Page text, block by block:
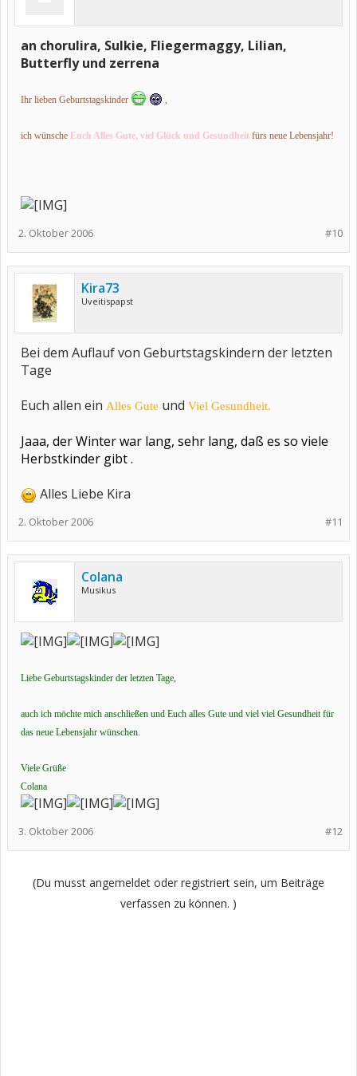
an chorulira, Sulkie, Fliegermaggy, Lilian,
Butterfly und zerrena
Ihr lieben Geburtstagskinder ,
ich wünsche Euch Alles Gute, viel Glück und Gesundheit fürs neue Lebensjahr!
#10
2. Oktober 2006
Kira73
Uveitispapst
Bei dem Auflauf von Geburtstagskindern der letzten
Tage
Euch allen ein Alles Gute und Viel Gesundheit.
Jaaa, der Winter war lang, sehr lang, daß es so viele
Herbstkinder gibt .
Alles Liebe Kira
#11
2. Oktober 2006
Colana
Musikus
Liebe Geburtstagskinder der letzten Tage,
auch ich möchte mich anschließen und Euch alles Gute und viel viel Gesundheit für
das neue Lebensjahr wünschen.
Viele Grüße
Colana
#12
3. Oktober 2006
(Du musst angemeldet oder registriert sein, um Beiträge
verfassen zu können. )